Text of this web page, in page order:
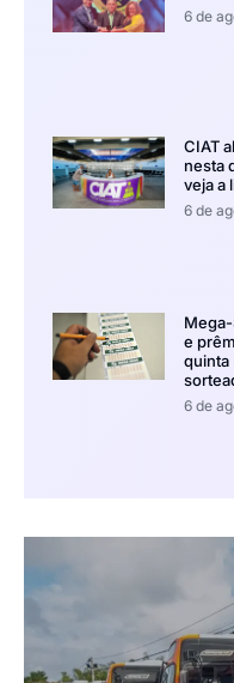
6 de
CIAT
nesta
veja a
6 de
e
quinta
6 de